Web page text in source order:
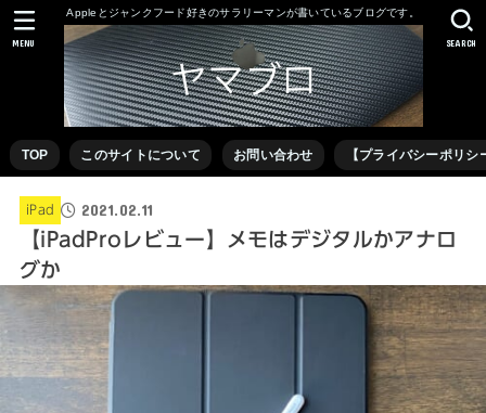
Appleとジャンクフード好きのサラリーマンが書いているブログです。
TOP このサイトについて お問い合わせ 【プライバシーポリシ
SEARCH
MENU
iPad 2021.02.11
【iPadProレビュー】メモはデジタルかアナロ
グか